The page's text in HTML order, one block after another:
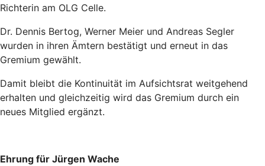
Richterin am OLG Celle.
Dr. Dennis Bertog, Werner Meier und Andreas Segler
wurden in ihren Ämtern bestätigt und erneut in das
Gremium gewählt.
Damit bleibt die Kontinuität im Aufsichtsrat weitgehend
erhalten und gleichzeitig wird das Gremium durch ein
neues Mitglied ergänzt.
Ehrung für Jürgen Wache